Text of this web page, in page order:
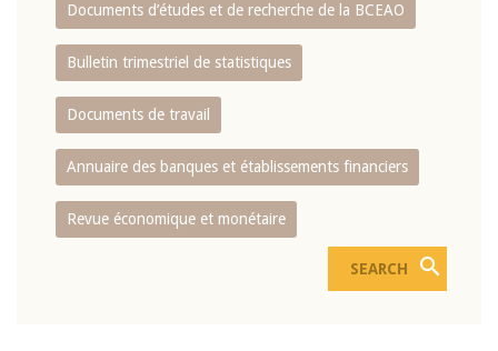
Documents d’études et de recherche de la BCEAO
Bulletin trimestriel de statistiques
Documents de travail
Annuaire des banques et établissements financiers
Revue économique et monétaire